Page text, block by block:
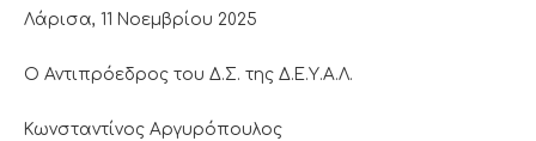
Λάρισα, 11 Νοεμβρίου 2025
Ο Αντιπρόεδρος του Δ.Σ. της Δ.Ε.Υ.Α.Λ.
Κωνσταντίνος Αργυρόπουλος